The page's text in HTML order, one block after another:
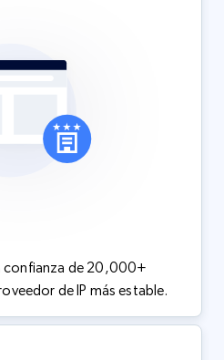
confianza de 20,000+
de IP más estable.